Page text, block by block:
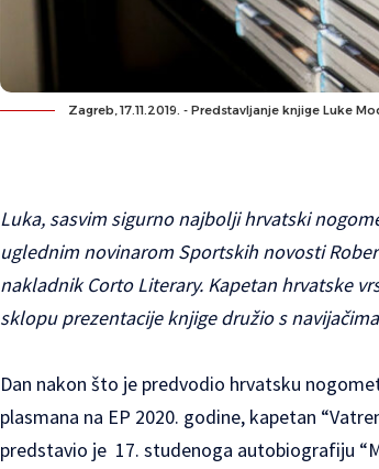
Zagreb, 17.11.2019. - Predstavljanje knjige Luke
Luka, sasvim sigurno najbolji hrvatski
uglednim novinarom Sportskih novosti
nakladnik Corto Literary. Kapetan hrvatske
sklopu prezentacije knjige družio s
Dan nakon što je predvodio hrvatsku
plasmana na EP 2020. godine, kapetan
predstavio je 17. studenoga autobiografiju